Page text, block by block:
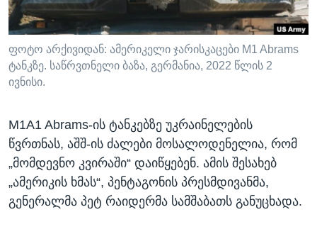
ᲘᲜᲢᲔᲠᲕᲘᲣ
ᲙᲣᲚᲢᲣᲠᲐ
ᲒᲐᲚᲘᲚᲔᲝ
ენები
ფოტო არქივიდან: ამერიკელი ჯარისკაცები M1 Abrams
ტანკზე. საწრვთნელი ბაზა, გერმანია, 2022 წლის 2
ივნისი.
M1A1 Abrams-ის ტანკებზე უკრაინელების
წვრთნას, აშშ-ის ძალები მოსალოდენელია, რომ
„მომდევნო კვირაში“ დაიწყებენ. ამის შესახებ
„ამერიკის ხმას“, პენტაგონის პრესმდივანმა,
გენერალმა პეტ რაიდერმა სამშაბათს განუცხადა.